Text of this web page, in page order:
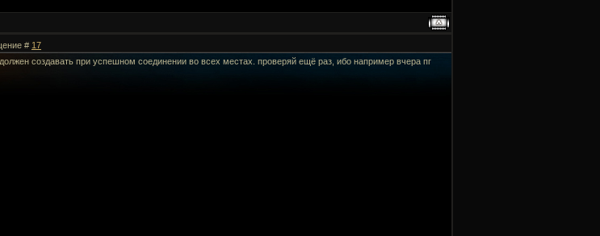
# 17
должен создавать при успешном соединении во всех местах. проверяй ещё раз, ибо например вчера пг